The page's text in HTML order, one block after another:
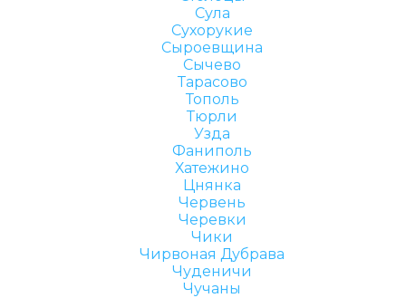
Сула
Сухорукие
Сыроевщина
Сычево
Тарасово
Тополь
Тюрли
Узда
Фаниполь
Хатежино
Цнянка
Червень
Черевки
Чики
Чирвоная Дубрава
Чуденичи
Чучаны